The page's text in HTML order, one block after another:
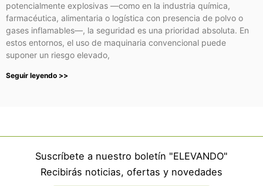
potencialmente explosivas —como en la industria química,
farmacéutica, alimentaria o logística con presencia de polvo o
gases inflamables—, la seguridad es una prioridad absoluta. En
estos entornos, el uso de maquinaria convencional puede
suponer un riesgo elevado,
Seguir leyendo >>
Suscríbete a nuestro boletín "ELEVANDO"
Recibirás noticias, ofertas y novedades